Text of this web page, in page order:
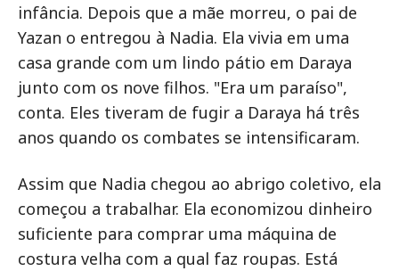
infância. Depois que a mãe morreu, o pai de
Yazan o entregou à Nadia. Ela vivia em uma
casa grande com um lindo pátio em Daraya
junto com os nove filhos. "Era um paraíso",
conta. Eles tiveram de fugir a Daraya há três
anos quando os combates se intensificaram.
Assim que Nadia chegou ao abrigo coletivo, ela
começou a trabalhar. Ela economizou dinheiro
suficiente para comprar uma máquina de
costura velha com a qual faz roupas. Está